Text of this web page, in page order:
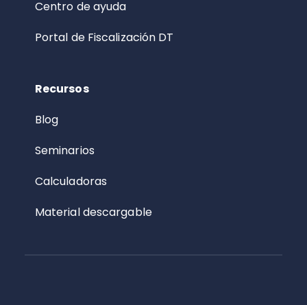
Centro de ayuda
Portal de Fiscalización DT
Recursos
Blog
Seminarios
Calculadoras
Material descargable